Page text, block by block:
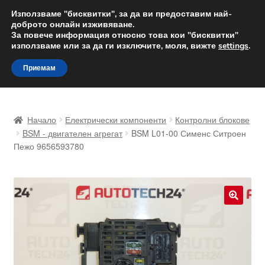
ДОСТАВКА от 12 лв.
Доставка по целия свят
Skip
to
navigation
Skip
to
content
Доставка по целия свят
За нас
Контакт
Начало Електрически компоненти
Контролни блокове
BSM - двигателен агрегат
BSM L01-00 Сименс Ситроен
Пежо 9656593780
Използваме "бисквитки", за да ви предоставим най-
доброто онлайн изживяване.
За повече информация относно това кои "бисквитки"
използваме или за да ги изключите, моля, вижте settings.
Приемам